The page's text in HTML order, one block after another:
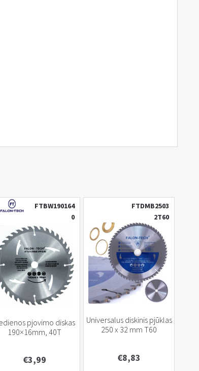
FTBW190164
0
pjovimo diskas
190×16mm, 40T
€3,99
FTDMB2503
2T60
Universalus diskinis pjūklas
250 x 32 mm T60
€8,83